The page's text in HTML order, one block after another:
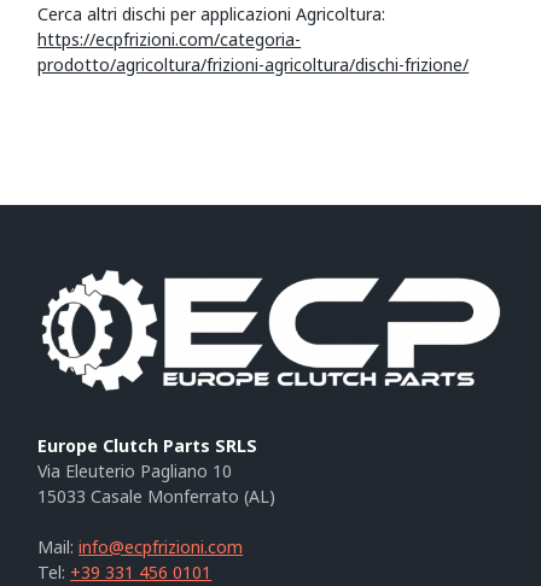
Cerca altri dischi per applicazioni Agricoltura:
https://ecpfrizioni.com/categoria-
prodotto/agricoltura/frizioni-agricoltura/dischi-frizione/
Europe Clutch Parts SRLS
Via Eleuterio Pagliano 10
15033 Casale Monferrato (AL)
Mail:info@ecpfrizioni.com
Tel: +39 331 456 0101